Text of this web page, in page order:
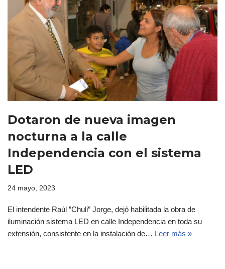
Dotaron de nueva imagen
nocturna a la calle
Independencia con el sistema
LED
24 mayo, 2023
El intendente Raúl ”Chuli” Jorge, dejó habilitada la obra de
iluminación sistema LED en calle Independencia en toda su
extensión, consistente en la instalación de… Leer más »